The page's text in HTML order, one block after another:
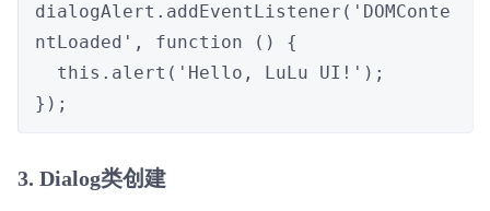
dialogAlert.addEventListener('DOMConte
ntLoaded', function () {
});
3. Dialog类创建